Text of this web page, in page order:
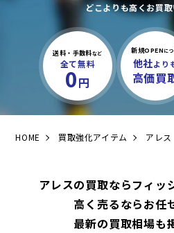
どこよりも高くお買取
送料・手数料など
全て無料
0円
新規OPEN に
他社より
高価買
HOME 買取強化アイテム アレス
アレスの買取ならフィッ
高く売るならお任
最新の買取相場も